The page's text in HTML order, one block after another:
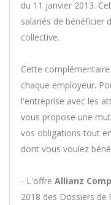
du 11 janvier 2013.
salariés de bénéficier
collective.
Cette
chaque employeur.
l'entreprise avec les
vous propose une
vos obligations tout
dont vous voulez
- L'offre Allianz
2018 des Dossiers de